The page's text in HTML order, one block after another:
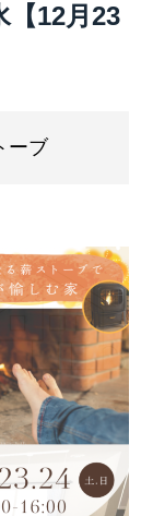
【12月23
ーブ